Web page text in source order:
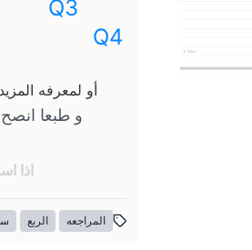
Q3
Q4
أو لمعرفه المزيد عن نظام
و طبعا انصح
اذا
المراجعه الربع